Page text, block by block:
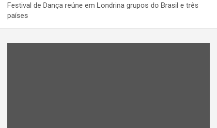
Festival de Dança reúne em Londrina grupos do Brasil e três
países